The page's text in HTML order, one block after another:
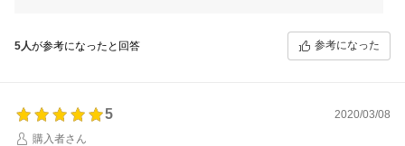
310560-20161004-036651360
5人が参考になったと回答 参考になった
5
2020/03/08
購入者さん